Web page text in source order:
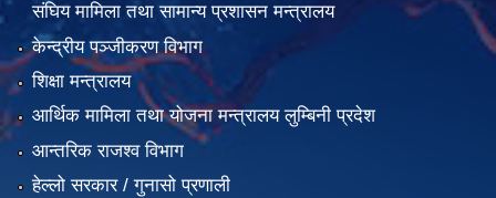
संघिय मामिला तथा सामान्य प्रशासन मन्त्रालय
केन्द्रीय पञ्जीकरण विभाग
शिक्षा मन्त्रालय
आर्थिक मामिला तथा योजना मन्त्रालय लुम्बिनी प्रदेश
आन्तरिक राजश्व विभाग
हेल्लो सरकार / गुनासो प्रणाली